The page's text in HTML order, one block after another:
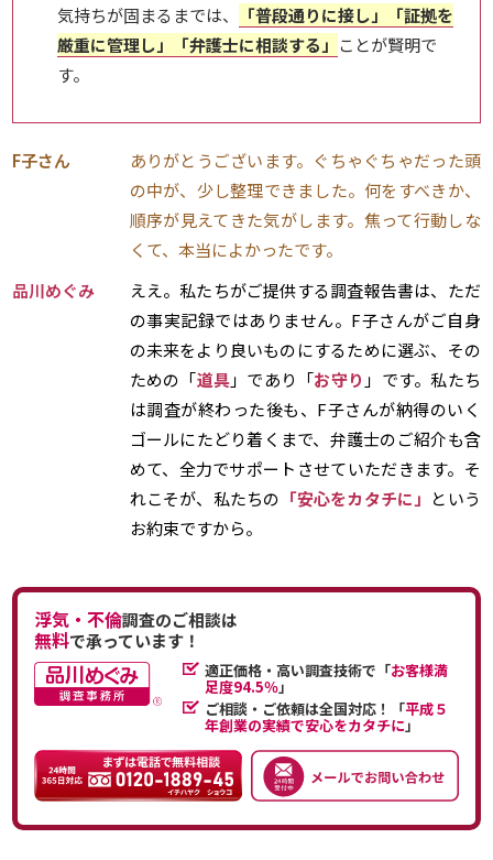
気持ちが固まるまでは、
「普段通りに接し」「証拠を
厳重に管理し」「弁護士に相談する」 ことが賢明で
す。
F子さん
ありがとうございます。ぐちゃぐちゃだった頭
の中が、少し整理できました。何をすべきか、
順序が見えてきた気がします。焦って行動しな
くて、本当によかったです。
品川めぐみ
ええ。私たちがご提供する調査報告書は、ただ
の事実記録ではありません。F子さんがご自身
の未来をより良いものにするために選ぶ、その
ための「道具」であり「お守り 」です。私たち
は調査が終わった後も、F子さんが納得のいく
ゴールにたどり着くまで、弁護士のご紹介も含
めて、全力でサポートさせていただきます。そ
れこそが、私たちの 「安心をカタチに」 という
お約束ですから。
浮気・不倫調査のご相談は
無料で承っています！
適正価格・高い調査技術で「お客様満
足度94.5％」
ご相談・ご依頼は全国対応！「平成５
年創業の実績で安心をカタチに」